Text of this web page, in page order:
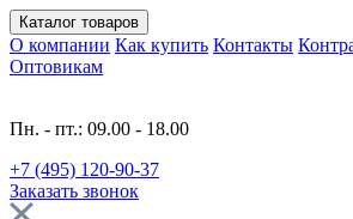
Каталог товаров
О компании Как купить Контакты
Оптовикам
Пн. - пт.: 09.00 - 18.00
+7 (495) 120-90-37
Заказать звонок